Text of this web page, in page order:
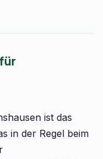
ist das
in der Regel beim